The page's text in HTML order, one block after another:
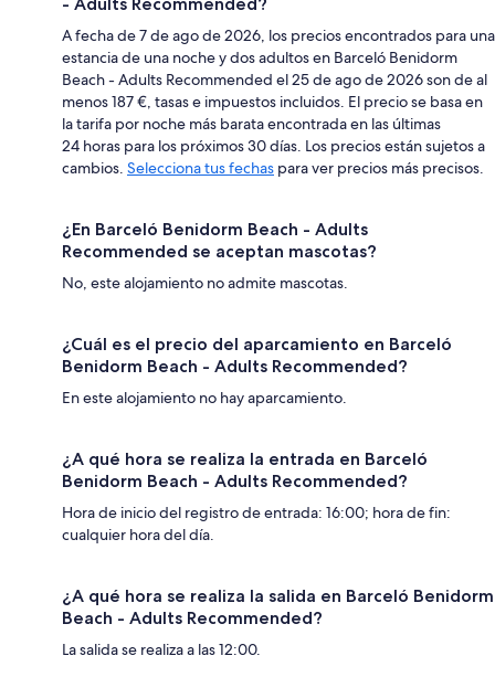
A fecha de 7 de ago de 2026, los precios encontrados para una
estancia de una noche y dos adultos en Barceló Benidorm
Beach - Adults Recommended el 25 de ago de 2026 son de al
menos 187 €, tasas e impuestos incluidos. El precio se basa en
la tarifa por noche más barata encontrada en las últimas
24 horas para los próximos 30 días. Los precios están sujetos a
cambios. Selecciona tus fechas para ver precios más precisos.
¿En Barceló Benidorm Beach - Adults
Recommended se aceptan mascotas?
No, este alojamiento no admite mascotas.
¿Cuál es el precio del aparcamiento en Barceló
Benidorm Beach - Adults Recommended?
En este alojamiento no hay aparcamiento.
¿A qué hora se realiza la entrada en Barceló
Benidorm Beach - Adults Recommended?
Hora de inicio del registro de entrada: 16:00; hora de fin:
cualquier hora del día.
¿A qué hora se realiza la salida en Barceló Benidorm
Beach - Adults Recommended?
La salida se realiza a las 12:00.